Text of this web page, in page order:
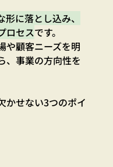
に落とし込み、
ロセスです。
や顧客ニーズを明
、事業の方向性を
かせない3つのポイ